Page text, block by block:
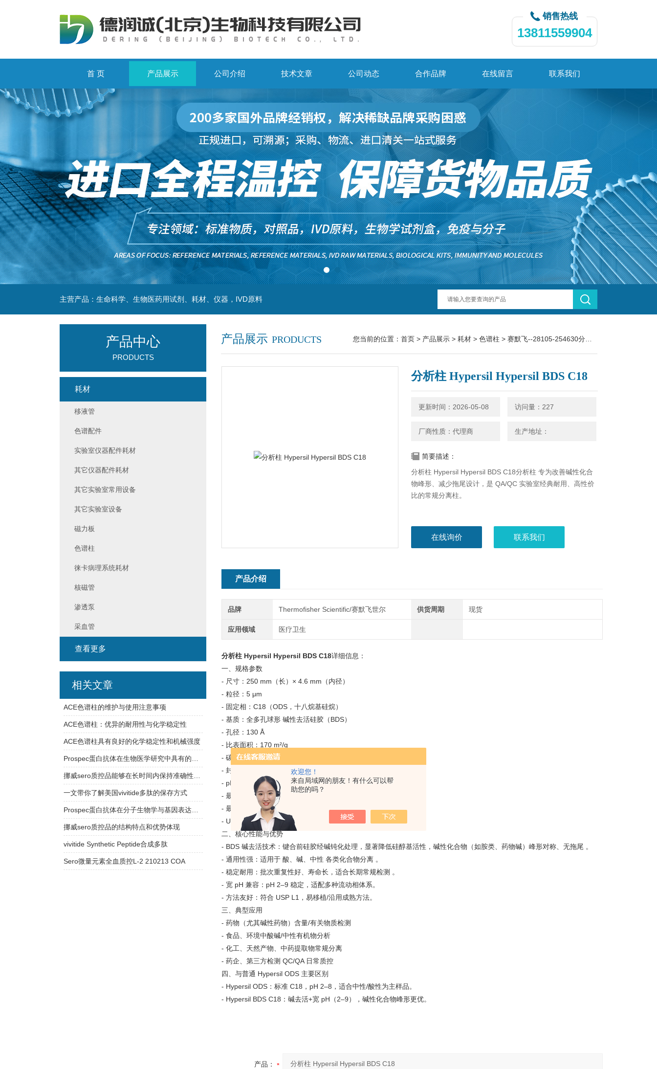
欢迎您！
来自局域网的朋友！有什么可以帮
助您的吗？
销售热线
13811559904
首 页 产品展示 公司介绍 技术文章 公司动态 合作品牌 在线留言 联系我们
主营产品：生命科学、生物医药用试剂、耗材、仪器，IVD原料
产品展示 PRODUCTS 您当前的位置： 首页 > 产品展示 > 耗材 > 色谱柱 > 赛默飞--28105-254630分析柱 Hypersil Hypersil BDS C18
分析柱 Hypersil Hypersil BDS C18
更新时间：2026-05-08 访问量：227
厂商性质：代理商 生产地址：
简要描述：
分析柱 Hypersil Hypersil BDS C18分析柱 专为改善碱性化合
物峰形、减少拖尾设计，是 QA/QC 实验室经典耐用、高性价
比的常规分离柱。
在线询价 联系我们
产品介绍
品牌 Thermofisher Scientific/赛默飞世尔 供货周期 现货
应用领域 医疗卫生
分析柱 Hypersil Hypersil BDS C18详细信息：
一、规格参数
- 尺寸：250 mm（长）× 4.6 mm（内径）
- 粒径：5 μm
- 固定相：C18（ODS，十八烷基硅烷）
- 基质：全多孔球形 碱性去活硅胶（BDS）
- 孔径：130 Å
- 比表面积：170 m²/g
- 碳载量：11%
- 封端：是（双重封端）
- pH 范围：2.0–9.0（宽 pH 稳定）
- 最大耐压：5800 psi（400 bar）
- 最高温度：60°C
- USP 分类：L1
二、核心性能与优势
- BDS 碱去活技术：键合前硅胶经碱钝化处理，显著降低硅醇基活性，碱性化合物（如胺类、药物碱）峰形对称、无拖尾 。
- 通用性强：适用于 酸、碱、中性 各类化合物分离 。
- 稳定耐用：批次重复性好、寿命长，适合长期常规检测 。
- 宽 pH 兼容：pH 2–9 稳定，适配多种流动相体系。
- 方法友好：符合 USP L1，易移植/沿用成熟方法。
三、典型应用
- 药物（尤其碱性药物）含量/有关物质检测
- 食品、环境中酸碱/中性有机物分析
- 化工、天然产物、中药提取物常规分离
- 药企、第三方检测 QC/QA 日常质控
四、与普通 Hypersil ODS 主要区别
- Hypersil ODS：标准 C18，pH 2–8，适合中性/酸性为主样品。
- Hypersil BDS C18：碱去活+宽 pH（2–9），碱性化合物峰形更优。
产品：
产品中心
PRODUCTS
耗材
移液管
色谱配件
实验室仪器配件耗材
其它仪器配件耗材
其它实验室常用设备
其它实验室设备
磁力板
色谱柱
徕卡病理系统耗材
核磁管
渗透泵
采血管
查看更多
相关文章
ACE色谱柱的维护与使用注意事项
ACE色谱柱：优异的耐用性与化学稳定性
ACE色谱柱具有良好的化学稳定性和机械强度
一文带你了解美国vivitide多肽的保存方式
挪威sero质控品的结构特点和优势体现
vivitide Synthetic Peptide合成多肽
Sero微量元素全血质控L-2 210213 COA